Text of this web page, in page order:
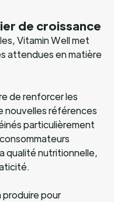
de croissance
Vitamin Well met
attendues en matière
de renforcer les
nouvelles références
particulièrement
qualité nutritionnelle,
produire pour